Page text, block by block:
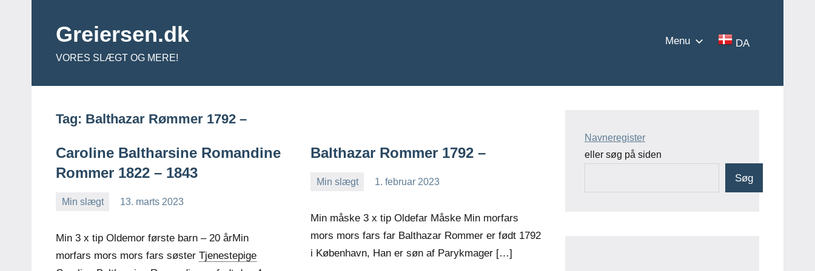
indholdGreiersen.dk
VORES SLÆGT OG MERE!
Menu DA
Tag: Balthazar Rømmer 1792 –
Caroline Baltharsine Romandine
Rommer 1822 – 1843
Min slægt
13. marts 2023
Min 3 x tip Oldemor første barn – 20 årMin
morfars mors mors fars søster Tjenestepige
Balthazar Rommer 1792 –
Min slægt
1. februar 2023
Min måske 3 x tip Oldefar Måske Min morfars
mors mors fars far Balthazar Rommer er født 1792
i København, Han er søn af Parykmager […]
Navneregister
eller søg på siden
Søg